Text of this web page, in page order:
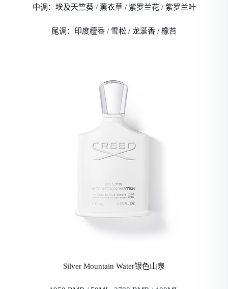
中调：埃及天竺葵 / 薰衣草 / 紫罗兰花 / 紫罗兰叶
尾调：印度檀香 / 雪松 / 龙涎香 / 橡苔
Silver Mountain Water银色山泉